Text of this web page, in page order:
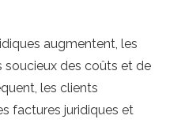
augmentent, les
des coûts et de
les clients
factures juridiques et